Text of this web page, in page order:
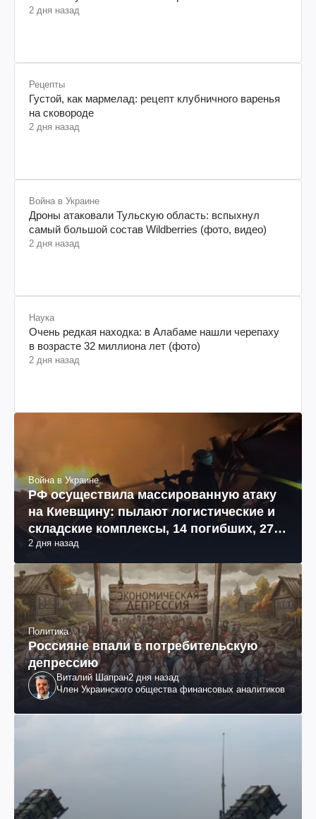
2 дня назад
Рецепты
Густой, как мармелад: рецепт клубничного варенья
на сковороде
2 дня назад
Война в Украине
Дроны атаковали Тульскую область: вспыхнул
самый большой состав Wildberries (фото, видео)
2 дня назад
Наука
Очень редкая находка: в Алабаме нашли черепаху
в возрасте 32 миллиона лет (фото)
2 дня назад
Война в Украине
РФ осуществила массированную атаку
на Киевщину: пылают логистические и
складские комплексы, 14 погибших, 27
раненых (фото, видео)
2 дня назад
Политика
Россияне впали в потребительскую
депрессию
Виталий Шапран2 дня назад
Член Украинского общества финансовых аналитиков